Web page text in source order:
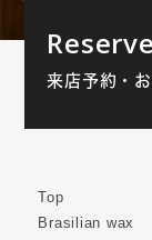
Reserve
来店予約・
Top
Brasilian wax